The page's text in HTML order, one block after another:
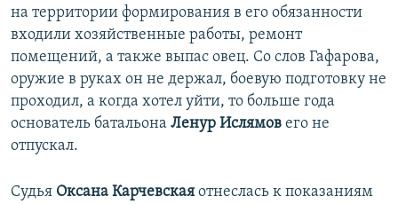
на территории формирования в его обязанности
входили хозяйственные работы, ремонт
помещений, а также выпас овец. Со слов Гафарова,
оружие в руках он не держал, боевую подготовку не
проходил, а когда хотел уйти, то больше года
основатель батальона Ленур Ислямов его не
отпускал.
Судья Оксана Карчевская отнеслась к показаниям